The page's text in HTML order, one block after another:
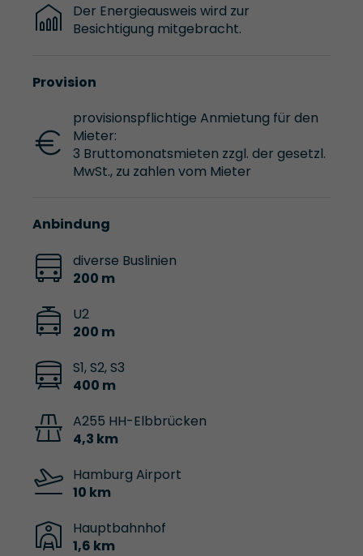
Der Energieausweis wird zur
Besichtigung mitgebracht.
Provision
provisionspflichtige Anmietung für den
Mieter:
3 Bruttomonatsmieten zzgl. der gesetzl.
MwSt., zu zahlen vom Mieter
Anbindung
diverse Buslinien
200 m
U2
200 m
S1, S2, S3
400 m
A255 HH-Elbbrücken
4,3 km
Hamburg Airport
10 km
Hauptbahnhof
1,6 km